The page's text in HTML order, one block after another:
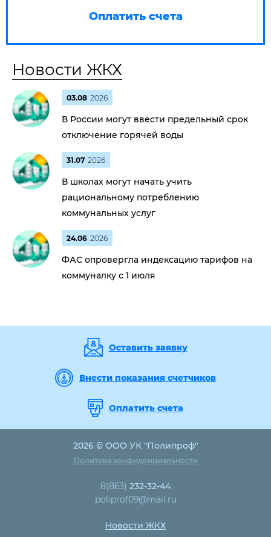
Оплатить счета
Новости ЖКХ
03.08 2026
В России могут ввести предельный срок
отключение горячей воды
31.07 2026
В школах могут начать учить
рациональному потреблению
коммунальных услуг
24.06 2026
ФАС опровергла индексацию тарифов на
коммуналку с 1 июля
Оставить заявку
Внести показания счетчиков
Оплатить счета
2026 © ООО УК "Полипроф"
Политика конфиденциальности
8(863) 232-32-44
poliprof09@mail.ru
Новости ЖКХ